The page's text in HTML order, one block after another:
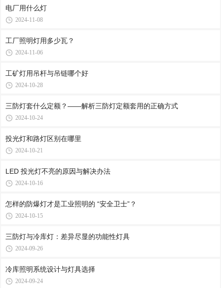
电厂用什么灯
2024-11-08
工厂照明灯用多少瓦？
2024-11-06
工矿灯用吊杆与吊链哪个好
2024-10-28
三防灯套什么定额？——解析三防灯定额套用的正确方式
2024-10-24
投光灯和路灯区别在哪里
2024-10-21
LED 投光灯不亮的原因与解决办法
2024-10-16
怎样的防爆灯才是工业照明的 “安全卫士”？
2024-10-15
三防灯与冷库灯：差异尽显的功能性灯具
2024-09-26
冷库照明系统设计与灯具选择
2024-09-24